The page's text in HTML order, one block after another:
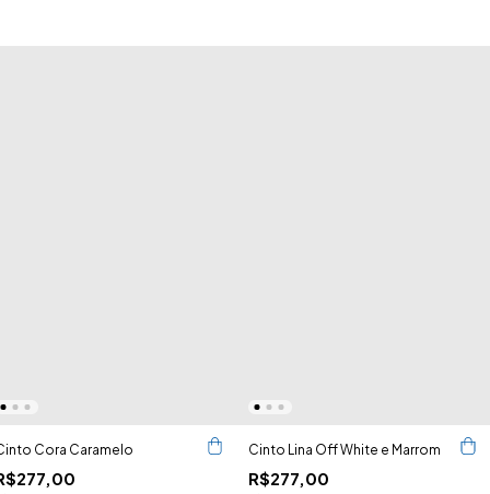
Cora Caramelo Cinto Lina Off White e Marrom
R$277,00